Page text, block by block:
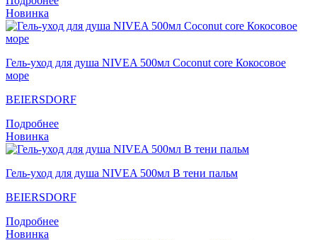
Новинка
Гель-уход для душа NIVEA 500мл Coconut core Кокосовое
море
BEIERSDORF
Подробнее
Новинка
Гель-уход для душа NIVEA 500мл В тени пальм
BEIERSDORF
Подробнее
Новинка